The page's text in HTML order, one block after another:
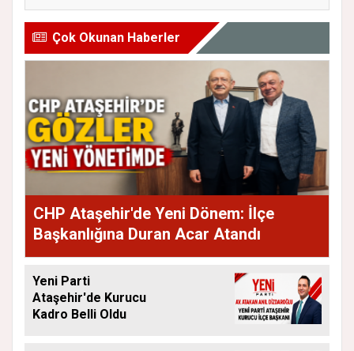
Çok Okunan Haberler
CHP Ataşehir'de Yeni Dönem: İlçe
Başkanlığına Duran Acar Atandı
Yeni Parti
Ataşehir'de Kurucu
Kadro Belli Oldu